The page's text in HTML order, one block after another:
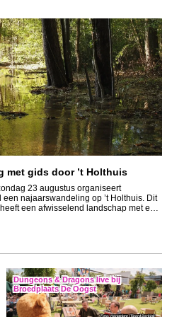
met gids door ’t Holthuis
23 augustus organiseert
een najaarswandeling op ’t Holthuis. Dit
een afwisselend landschap met een
Dungeons & Dragons live bij
Broedplaats De Oogst
Hengelore / Tjeerd Derkink